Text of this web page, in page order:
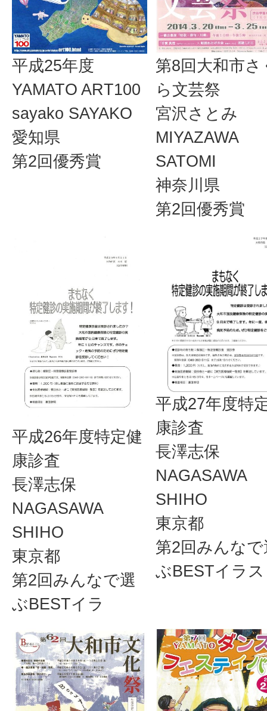
平成25年度
YAMATO ART100
sayako SAYAKO
愛知県
第2回優秀賞
第8回大和市さ
ら文芸祭
宮沢さとみ
MIYAZAWA
SATOMI
神奈川県
第2回優秀賞
平成26年度特定健
康診査
長澤志保
NAGASAWA
SHIHO
東京都
第2回みんなで選
ぶBESTイラ
平成27年度特
康診査
長澤志保
NAGASAWA
SHIHO
東京都
第2回みんなで
ぶBESTイラス